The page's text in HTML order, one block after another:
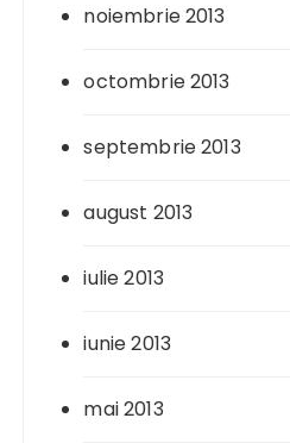
noiembrie 2013
octombrie 2013
septembrie 2013
august 2013
iulie 2013
iunie 2013
mai 2013